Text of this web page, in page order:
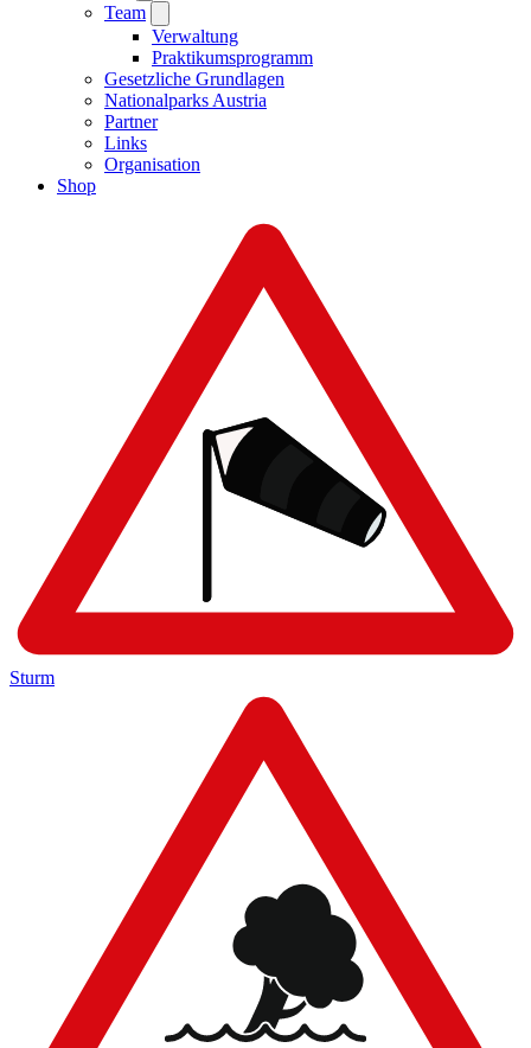
Team
Verwaltung
Praktikumsprogramm
Gesetzliche Grundlagen
Nationalparks Austria
Partner
Links
Organisation
Shop
Sturm